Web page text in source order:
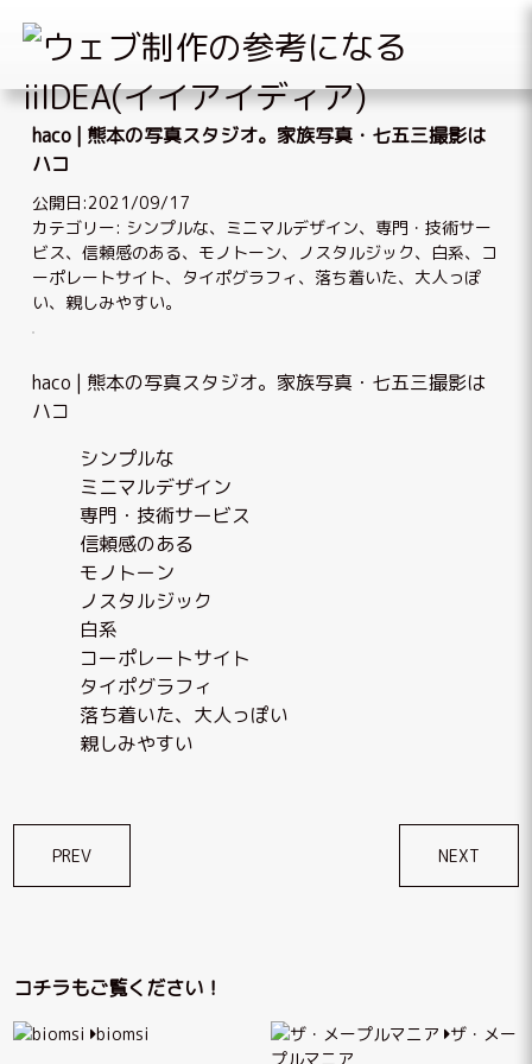
Skip
content
haco | 熊本の写真スタジオ。家族写真・七五三撮影は
ハコ
公開日:2021/09/17
カテゴリー: シンプルな、 ミニマルデザイン、 専門・技術サー
ビス、信頼感のある、 モノトーン、 ノスタルジック、 白系、 コ
ーポレートサイト、 タイポグラフィ、 落ち着いた、大人っぽ
い、 親しみやすい。
haco | 熊本の写真スタジオ。家族写真・七五三撮影は
ハコ
シンプルな
ミニマルデザイン
専門・技術サービス
信頼感のある
モノトーン
ノスタルジック
白系
コーポレートサイト
タイポグラフィ
落ち着いた、大人っぽい
親しみやすい
稿
ゲ
ー
PREV NEXT
コチラもご覧ください！
biomsi
ザ・メー
プルマニア